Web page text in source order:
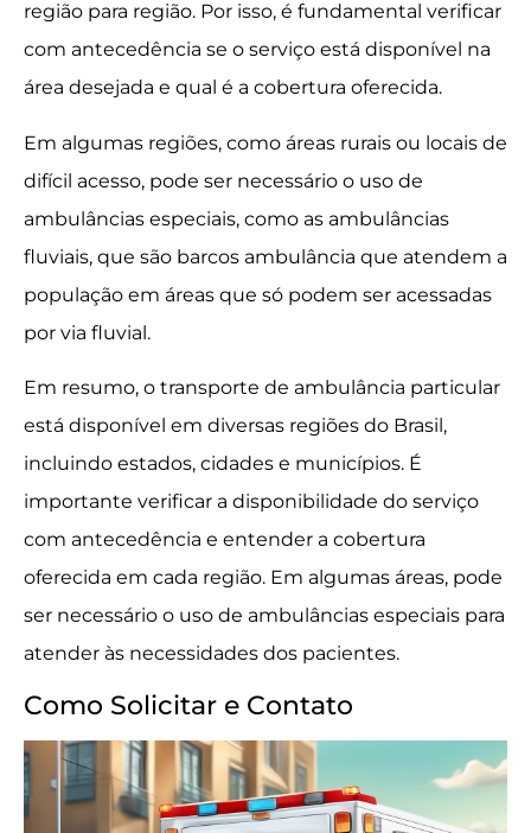
região para região. Por isso, é fundamental verificar
com antecedência se o serviço está disponível na
área desejada e qual é a cobertura oferecida.
Em algumas regiões, como áreas rurais ou locais de
difícil acesso, pode ser necessário o uso de
ambulâncias especiais, como as ambulâncias
fluviais, que são barcos ambulância que atendem a
população em áreas que só podem ser acessadas
por via fluvial.
Em resumo, o transporte de ambulância particular
está disponível em diversas regiões do Brasil,
incluindo estados, cidades e municípios. É
importante verificar a disponibilidade do serviço
com antecedência e entender a cobertura
oferecida em cada região. Em algumas áreas, pode
ser necessário o uso de ambulâncias especiais para
atender às necessidades dos pacientes.
Como Solicitar e Contato